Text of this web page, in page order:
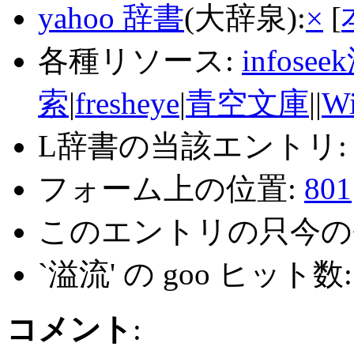
yahoo 辞書(大辞泉):× [
各種リソース:
索|fresheye|青空文庫||
L辞書の当該エントリ:
フォーム上の位置: 801
このエントリの只今
`溢流' の goo ヒット
コメント :